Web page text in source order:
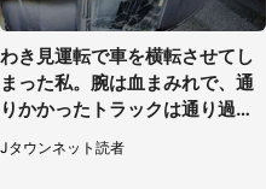
わき見運転で車を横転させてし
まった私。腕は血まみれで、通
りかかったトラックは通り過ぎ
ていき...（福岡県・30代女性）
Jタウンネット読者